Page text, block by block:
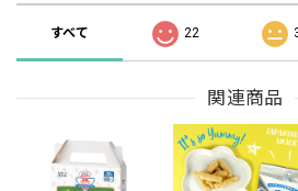
すべて 22
関連商品